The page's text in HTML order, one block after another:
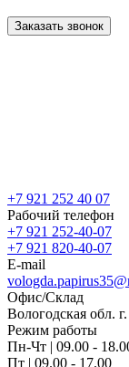
Заказать звонок
+7 921 252 40 07
Рабочий телефон
+7 921 252-40-07
+7 921 820-40-07
E-mail
Офис/Склад
Вологодская обл.
Режим работы
Пн-Чт | 09.00 -
Пт | 09.00 - 17.00